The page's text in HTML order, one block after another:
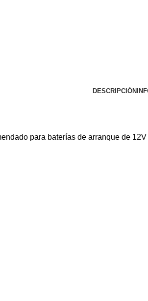
DESCRIPCIÓN
para baterías de arranque de 12V